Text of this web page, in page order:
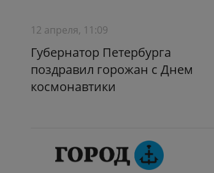
12 апреля, 11:09
Губернатор Петербурга
поздравил горожан с Днем
космонавтики